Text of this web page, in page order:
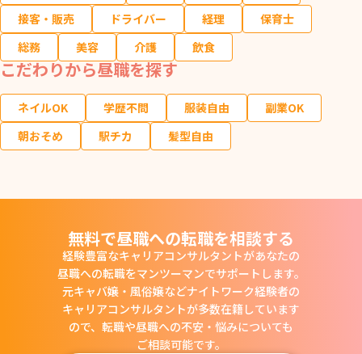
接客・販売
ドライバー 経理
保育士
総務
美容 介護 飲食
こだわりから昼職を探す
ネイルOK 学歴不問 服装自由
副業OK
朝おそめ
駅チカ 髪型自由
無料で昼職への転職を相談する
経験豊富なキャリアコンサルタントがあなたの
昼職への転職をマンツーマンでサポートします。
元キャバ嬢・風俗嬢などナイトワーク経験者の
キャリアコンサルタントが多数在籍しています
ので、 転職や昼職への不安・悩みについても
ご相談可能です。